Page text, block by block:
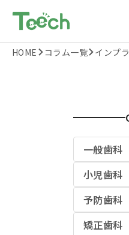
HOME コラム一覧 インプ
一般歯科
小児歯科
予防歯科
矯正歯科